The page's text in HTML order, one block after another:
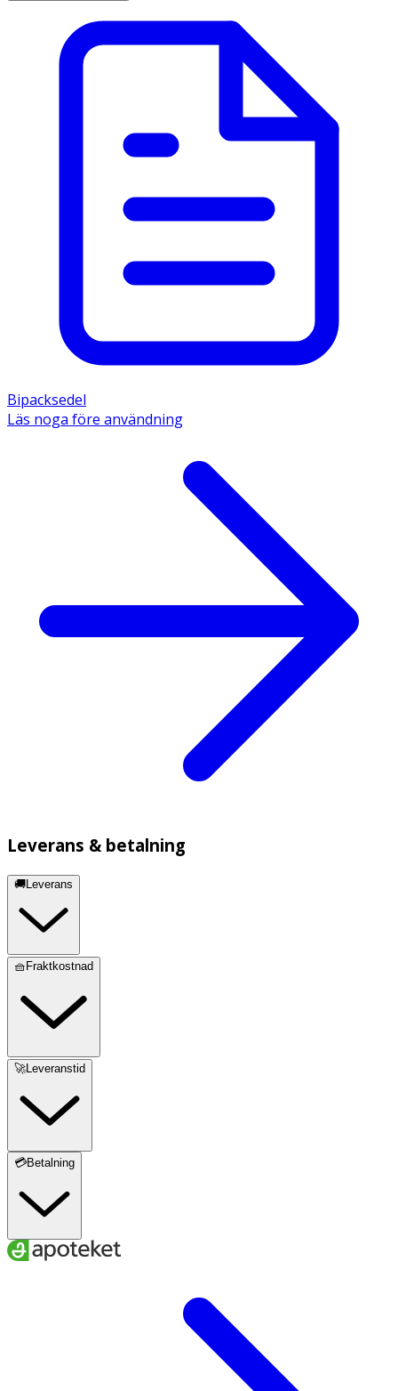
Bipacksedel
Läs noga före användning
Leverans & betalning
🚚Leverans
🧺Fraktkostnad
🚀Leveranstid
💳Betalning